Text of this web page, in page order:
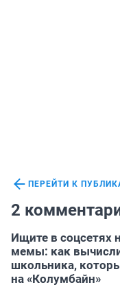
ПЕРЕЙТИ К
2
Ищите в соцсетях
мемы: как
школьника,
на «Колумбайн»